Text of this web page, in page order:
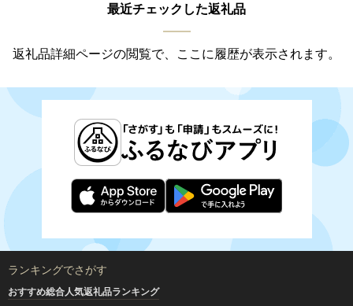
最近チェックした返礼品
返礼品詳細ページの閲覧で、ここに履歴が表示されます。
ランキングでさがす
おすすめ総合人気返礼品ランキング